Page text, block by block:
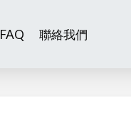
FAQ 聯絡我們